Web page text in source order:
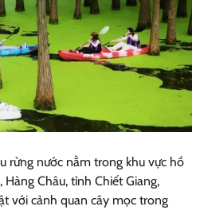
rừng nước nằm trong khu vực hồ
Châu, tỉnh Chiết Giang,
với cảnh quan cây mọc trong